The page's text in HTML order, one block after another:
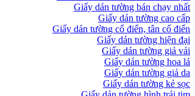
Giấy dán tường bán chạy nhất
Giấy dán tường cao cấp
Giấy dán tường cổ điển, tân cổ điển
Giấy dán tường hiện đại
Giấy dán tường giả vải
Giấy dán tường hoa lá
Giấy dán tường giả da
Giấy dán tường kẻ sọc